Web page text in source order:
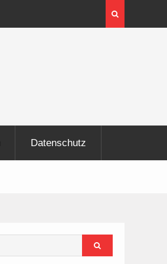
InnoTrans 2026 zeigt
Elektrifizierung der Schiene
Datenschutz